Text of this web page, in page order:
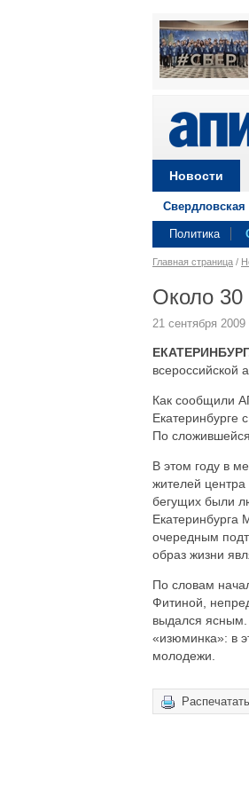
Новости
Свердловская
Политика
Главная страница /
Около 30
21 сентября 2009
всероссийской
Как сообщили
Екатеринбурге
По
В этом году в
жителей
бегущих были
Екатеринбурга
очередным
образ жизни
По словам
Фитиной,
выдался ясным.
«изюминка»: в
молодежи.
Распечатать